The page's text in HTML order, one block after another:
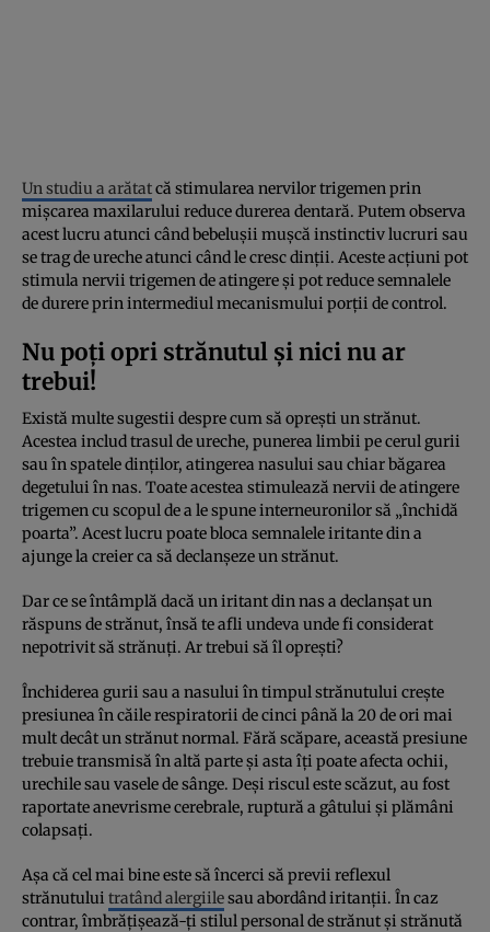
Un studiu a arătatcă stimularea nervilor trigemen prin
mișcarea maxilarului reduce durerea dentară. Putem observa
acest lucru atunci când bebelușii mușcă instinctiv lucruri sau
se trag de ureche atunci când le cresc dinții. Aceste acțiuni pot
stimula nervii trigemen de atingere și pot reduce semnalele
de durere prin intermediul mecanismului porții de control.
Nu poți opri strănutul și nici nu ar
trebui!
Există multe sugestii despre cum să oprești un strănut.
Acestea includ trasul de ureche, punerea limbii pe cerul gurii
sau în spatele dinților, atingerea nasului sau chiar băgarea
degetului în nas. Toate acestea stimulează nervii de atingere
trigemen cu scopul de a le spune interneuronilor să „închidă
poarta”. Acest lucru poate bloca semnalele iritante din a
ajunge la creier ca să declanșeze un strănut.
Dar ce se întâmplă dacă un iritant din nas a declanșat un
răspuns de strănut, însă te afli undeva unde fi considerat
nepotrivit să strănuți. Ar trebui să îl oprești?
Închiderea gurii sau a nasului în timpul strănutului crește
presiunea în căile respiratorii de cinci până la 20 de ori mai
mult decât un strănut normal. Fără scăpare, această presiune
trebuie transmisă în altă parte și asta îți poate afecta ochii,
urechile sau vasele de sânge. Deși riscul este scăzut, au fost
raportate anevrisme cerebrale, ruptură a gâtului și plămâni
colapsați.
Așa că cel mai bine este să încerci să previi reflexul
strănutului tratând alergiilesau abordând iritanții. În caz
contrar, îmbrățișează-ți stilul personal de strănut și strănută